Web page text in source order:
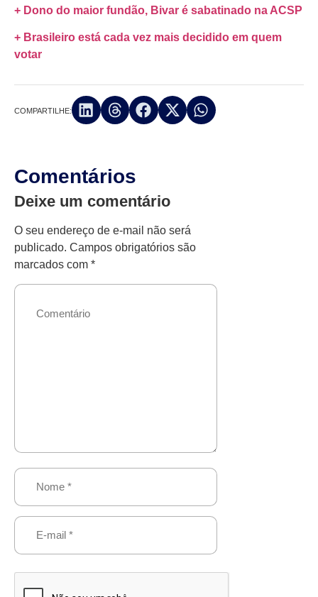
+ Dono do maior fundão, Bivar é sabatinado na ACSP
+ Brasileiro está cada vez mais decidido em quem
votar
COMPARTILHE:
Comentários
Deixe um comentário
O seu endereço de e-mail não será
publicado. Campos obrigatórios são
marcados com *